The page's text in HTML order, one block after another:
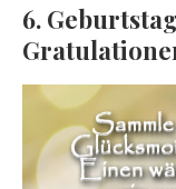
6.